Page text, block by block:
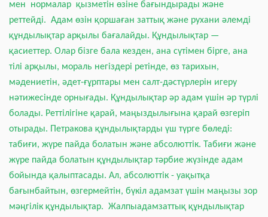
мен нормалар қызметін өзіне бағындырады және
реттейді. Адам өзін қоршаған заттық және рухани әлемді
құндылықтар арқылы бағалайды. Құндылықтар —
қасиеттер. Олар бізге бала кезден, ана сүтімен бірге, ана
тілі арқылы, мораль негіздері ретінде, өз тарихын,
мәдениетін, әдет-ғұрптары мен салт-дәстүрлерін игеру
нәтижесінде орнығады. Құндылықтар әр адам үшін әр түрлі
болады. Реттілігіне қарай, маңыздылығына қарай өзгеріп
отырады. Петракова құндылықтарды үш түрге бөледі:
табиғи, жүре пайда болатын және абсолюттік. Табиғи және
жүре пайда болатын құндылықтар тәрбие жүзінде адам
бойында қалыптасады. Ал, абсолюттік - уақытқа
бағынбайтын, өзгермейтін, бүкіл адамзат үшін маңызы зор
мәңгілік құндылықтар. Жалпыадамзаттық құндылықтар